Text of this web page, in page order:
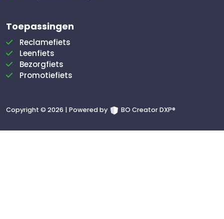
Toepassingen
Reclamefiets
Leenfiets
Bezorgfiets
Promotiefiets
Copyright © 2026 | Powered by BO Creator DXP®